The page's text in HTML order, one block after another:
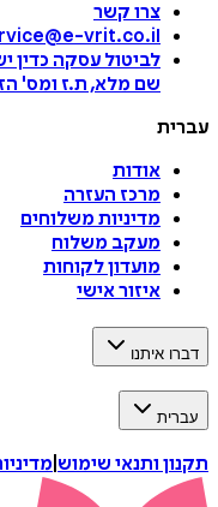
צרו קשר
vrit.co.il
לביטול עסקה כדין
שם מלא, ת.ז ומס'
עברית
אודות
מרכז העזרה
מדיניות משלוחים
מעקב משלוח
מועדון לקוחות
איזור אישי
דברו איתנו
עברית
תקנון ותנאי שימוש